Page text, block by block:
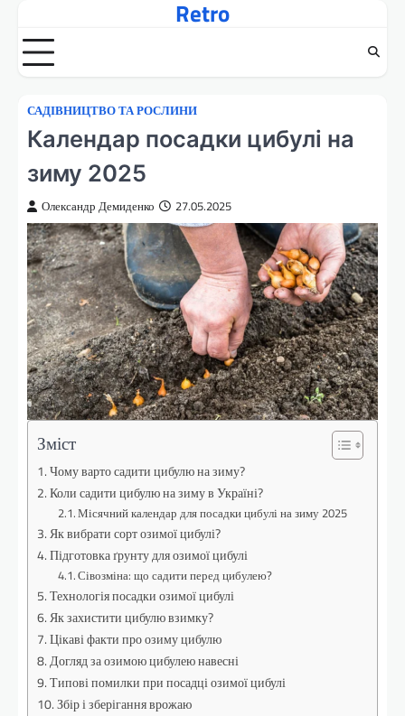
вмісту
Retro
САДІВНИЦТВО ТА РОСЛИНИ
Календар посадки цибулі на
зиму 2025
Олександр Демиденко 27.05.2025
Зміст
Чому варто садити цибулю на зиму?
Коли садити цибулю на зиму в Україні?
Місячний календар для посадки цибулі на зиму 2025
Як вибрати сорт озимої цибулі?
Підготовка ґрунту для озимої цибулі
Сівозміна: що садити перед цибулею?
Технологія посадки озимої цибулі
Як захистити цибулю взимку?
Цікаві факти про озиму цибулю
Догляд за озимою цибулею навесні
Типові помилки при посадці озимої цибулі
Збір і зберігання врожаю